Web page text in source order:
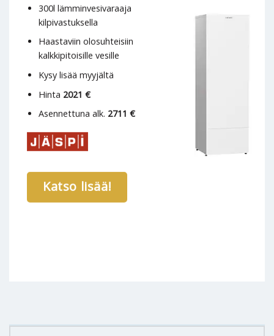
300l lämminvesivaraaja
kilpivastuksella
Haastaviin olosuhteisiin
kalkkipitoisille vesille
Kysy lisää myyjältä
Hinta 2021 €
Asennettuna alk. 2711 €
Katso lisää!